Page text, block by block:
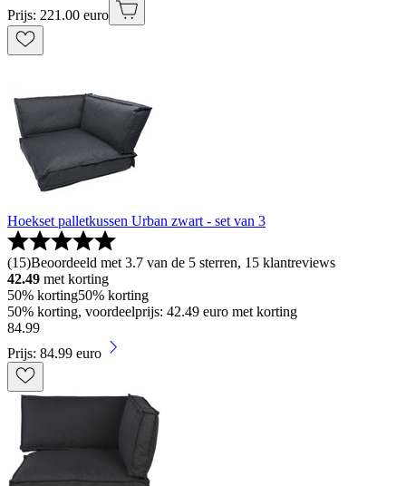
Prijs: 221.00 euro
Hoekset palletkussen Urban zwart - set van 3
(15)Beoordeeld met 3.7 van de 5 sterren, 15 klantreviews
42.49 met korting
50% korting50% korting
50% korting, voordeelprijs: 42.49 euro met korting
84.99
Prijs: 84.99 euro